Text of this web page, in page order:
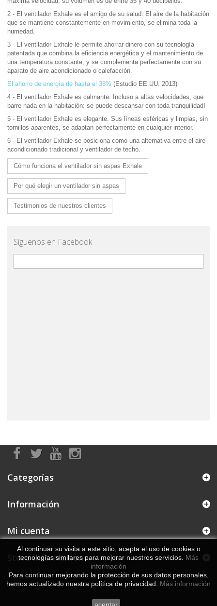
2 - El ventilador Exhale es el amigo de su salud. El aire de la habitación
que se mantiene constantemente en movimiento, se elimina toda la
humedad.
3 - El ventilador Exhale le permite ahorrar dinero con su tecnología
patentada que combina la eficiencia energética y el mantenimiento de
una temperatura constante, y se complementa perfectamente con su
aparato de aire acondicionado o calefacción.
El ahorro de energía de hasta el 38% (Estudio EE.UU. 2013)
4 - El ventilador Exhale es calmante. Incluso a altas velocidades, que
barre nada en la habitación: se puede descansar con toda tranquilidad!
5 - El ventilador Exhale es elegante. Sus líneas esféricas y limpias, sin
tornillos aparentes, se adaptan perfectamente en cualquier interior.
6 - El ventilador Exhale se posiciona como una alternativa entre el aire
acondicionado tradicional y ventilador de techo.
Cómo funciona el ventilador sin aspas Exhale
Por qué elegir un ventilador sin aspas
Testimonios de nuestros clientes
Síguenos en Facebook
Categorías
Información
Mi cuenta
Store Information
Al continuar su visita a este sitio, acepta el uso de cookies o
tecnologías similares para mejorar nuestros servicios. Más
información
Para continuar mejorando la protección de sus datos personales,
hemos actualizado nuestra política de privacidad. Más información